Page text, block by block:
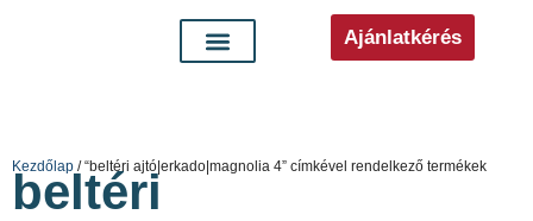
Ajánlatkérés
Kezdőlap / “beltéri ajtó|erkado|magnolia 4” címkével rendelkező termékek
beltéri